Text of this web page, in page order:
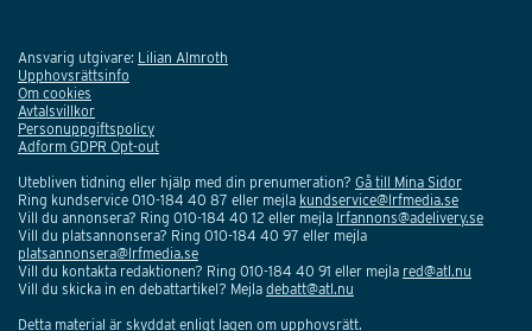
Ansvarig utgivare: Lilian Almroth
Upphovsrättsinfo
Om cookies
Avtalsvillkor
Personuppgiftspolicy
Adform GDPR Opt-out
Utebliven tidning eller hjälp med din prenumeration? Gå till Mina Sidor
Ring kundservice 010-184 40 87 eller mejla kundservice@lrfmedia.se
Vill du annonsera? Ring 010-184 40 12 eller mejla lrfannons@adelivery.se
Vill du platsannonsera? Ring 010-184 40 97 eller mejla
platsannonsera@lrfmedia.se
Vill du kontakta redaktionen? Ring 010-184 40 91 eller mejla red@atl.nu
Vill du skicka in en debattartikel? Mejla debatt@atl.nu
Detta material är skyddat enligt lagen om upphovsrätt.